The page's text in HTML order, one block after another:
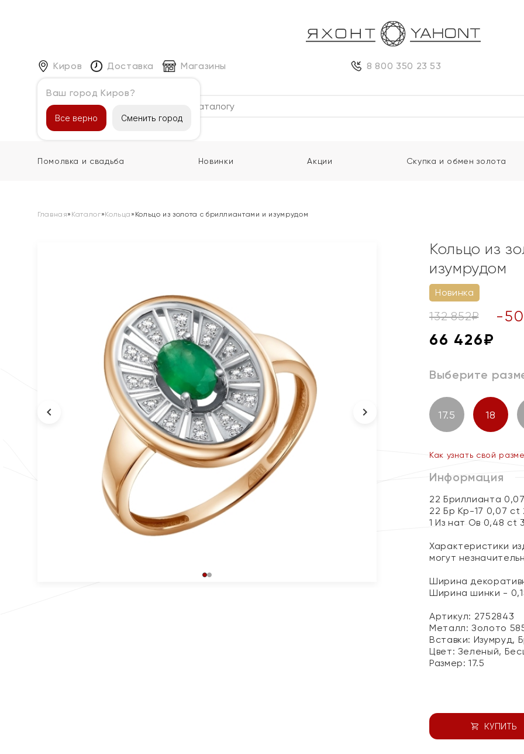
Киров
Ваш город Киров?
Все верно Сменить город
Доставка Магазины 8 800 350 23 53
Каталог
Помолвка и свадьба Новинки Акции Скупка и обмен золота
Главная» Каталог»Кольца » Кольцо из золота с бриллиантами и изумрудом
Кольцо из
изумрудом
Новинка
132 852₽ -50
66 426₽
Выберите
17.5 18
Как узнать свой
Информация
22 Бриллианта
22 Бр Кр-17 0,07 ct
1 Из нат Ов 0,48 ct
Характеристики
могут
Ширина
Ширина шинки -
Артикул: 2752843
Металл:Золото
Вставки: Изумруд,
Цвет: Зеленый,
Размер:17.5
КУПИТЬ